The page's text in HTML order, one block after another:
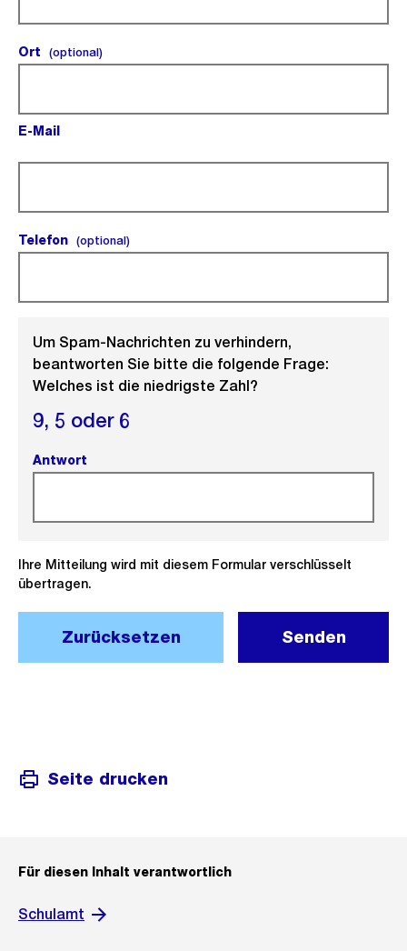
Ort (optional)(optional).
E-Mail
Telefon (optional)(optional).
Um Spam-Nachrichten zu verhindern,
beantworten Sie bitte die folgende Frage:
Welches ist die niedrigste Zahl?
9, 5 oder 6
Antwort
Ihre Mitteilung wird mit diesem Formular verschlüsselt
übertragen.
Zurücksetzen Senden
Seite drucken
Für diesen Inhalt verantwortlich
Schulamt